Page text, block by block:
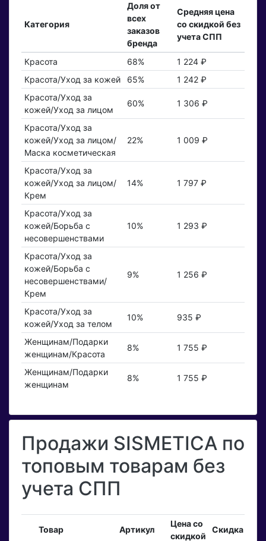
Категория
Доля от
всех
заказов
бренда
Средняя цена
со скидкой без
учета СПП
Красота 68%
1 224 ₽
Красота/Уход за кожей
65%
1 242 ₽
Красота/Уход за
кожей/Уход за лицом
60% 1 306 ₽
Красота/Уход за
кожей/Уход за лицом/
Маска косметическая
22% 1 009 ₽
Красота/Уход за
кожей/Уход за лицом/
Крем
14% 1 797 ₽
Красота/Уход за
кожей/Борьба с
несовершенствами
10% 1 293 ₽
Красота/Уход за
кожей/Борьба с
несовершенствами/
Крем
9% 1 256 ₽
Красота/Уход за
кожей/Уход за телом
10% 935 ₽
Женщинам/Подарки
женщинам/Красота
8% 1 755 ₽
Женщинам/Подарки
женщинам
8% 1 755 ₽
Продажи SISMETICA по
топовым товарам без
учета СПП
Товар Артикул
Цена со
скидкой
Скидка